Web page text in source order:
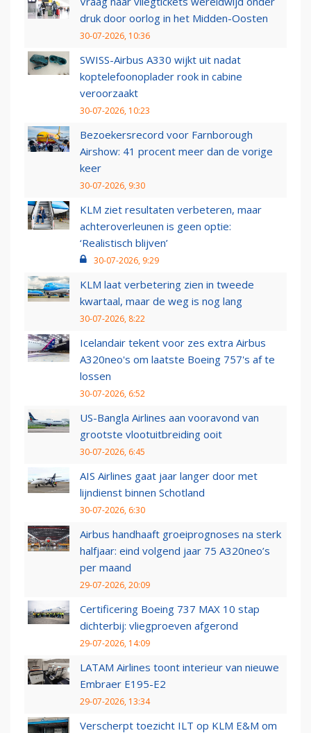
druk door oorlog in het Midden-Oosten
30-07-2026, 10:36
SWISS-Airbus A330 wijkt uit nadat
koptelefoonoplader rook in cabine
veroorzaakt
30-07-2026, 10:23
Bezoekersrecord voor Farnborough
Airshow: 41 procent meer dan de vorige
keer
30-07-2026, 9:30
KLM ziet resultaten verbeteren, maar
achteroverleunen is geen optie:
‘Realistisch blijven’
30-07-2026, 9:29
KLM laat verbetering zien in tweede
kwartaal, maar de weg is nog lang
30-07-2026, 8:22
Icelandair tekent voor zes extra Airbus
A320neo's om laatste Boeing 757's af te
lossen
30-07-2026, 6:52
US-Bangla Airlines aan vooravond van
grootste vlootuitbreiding ooit
30-07-2026, 6:45
AIS Airlines gaat jaar langer door met
lijndienst binnen Schotland
30-07-2026, 6:30
Airbus handhaaft groeiprognoses na sterk
halfjaar: eind volgend jaar 75 A320neo’s
per maand
29-07-2026, 20:09
Certificering Boeing 737 MAX 10 stap
dichterbij: vliegproeven afgerond
29-07-2026, 14:09
LATAM Airlines toont interieur van nieuwe
Embraer E195-E2
29-07-2026, 13:34
Verscherpt toezicht ILT op KLM E&M om